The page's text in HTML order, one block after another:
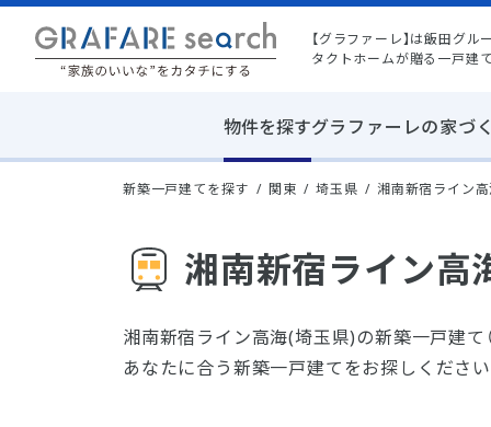
【グラファーレ】は飯田グ
タクトホームが贈る一戸建
物件を探すグラファーレの家づ
新築一戸建てを探す 関東 埼玉県 湘南新宿ライン
湘南新宿ライン高
湘南新宿ライン高海(埼玉県)の新築一戸建て
あなたに合う新築一戸建てをお探しくださ